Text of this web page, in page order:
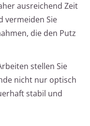
ausreichend Zeit
vermeiden Sie
die den Putz
stellen Sie
nicht nur optisch
stabil und